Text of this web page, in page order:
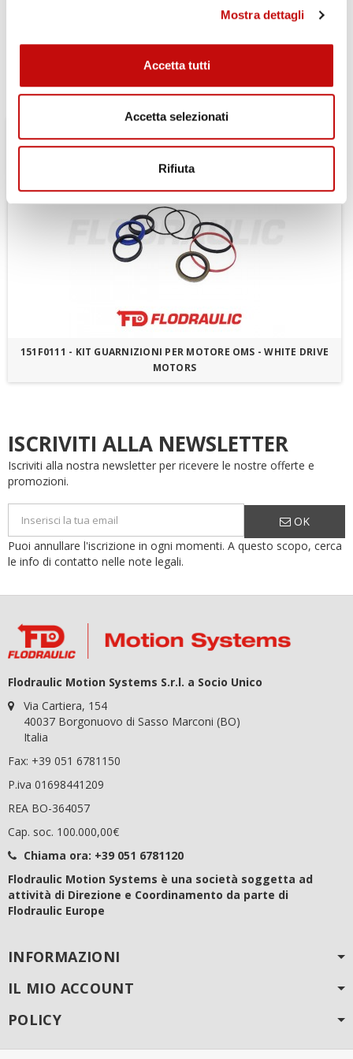
Mostra dettagli
Accetta tutti
Accetta selezionati
Rifiuta
Potrebbe esserti utile
151F0111 - KIT GUARNIZIONI PER MOTORE OMS - WHITE DRIVE
MOTORS
ISCRIVITI ALLA NEWSLETTER
Iscriviti alla nostra newsletter per ricevere le nostre offerte e
promozioni.
OK
Puoi annullare l'iscrizione in ogni momenti. A questo scopo, cerca
le info di contatto nelle note legali.
Flodraulic Motion Systems S.r.l. a Socio Unico
Via Cartiera, 154
40037 Borgonuovo di Sasso Marconi (BO)
Italia
Fax: +39 051 6781150
P.iva 01698441209
REA BO-364057
Cap. soc. 100.000,00€
Chiama ora: +39 051 6781120
Flodraulic Motion Systems è una società soggetta ad
attività di Direzione e Coordinamento da parte di
Flodraulic Europe
INFORMAZIONI
IL MIO ACCOUNT
POLICY